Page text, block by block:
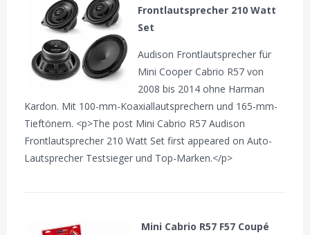
Frontlautsprecher 210 Watt
Set
Audison Frontlautsprecher für
Mini Cooper Cabrio R57 von
2008 bis 2014 ohne Harman
Kardon. Mit 100-mm-Koaxiallautsprechern und 165-mm-
Tieftönern. <p>The post Mini Cabrio R57 Audison
Frontlautsprecher 210 Watt Set first appeared on Auto-
Lautsprecher Testsieger und Top-Marken.</p>
Mini Cabrio R57 F57 Coupé